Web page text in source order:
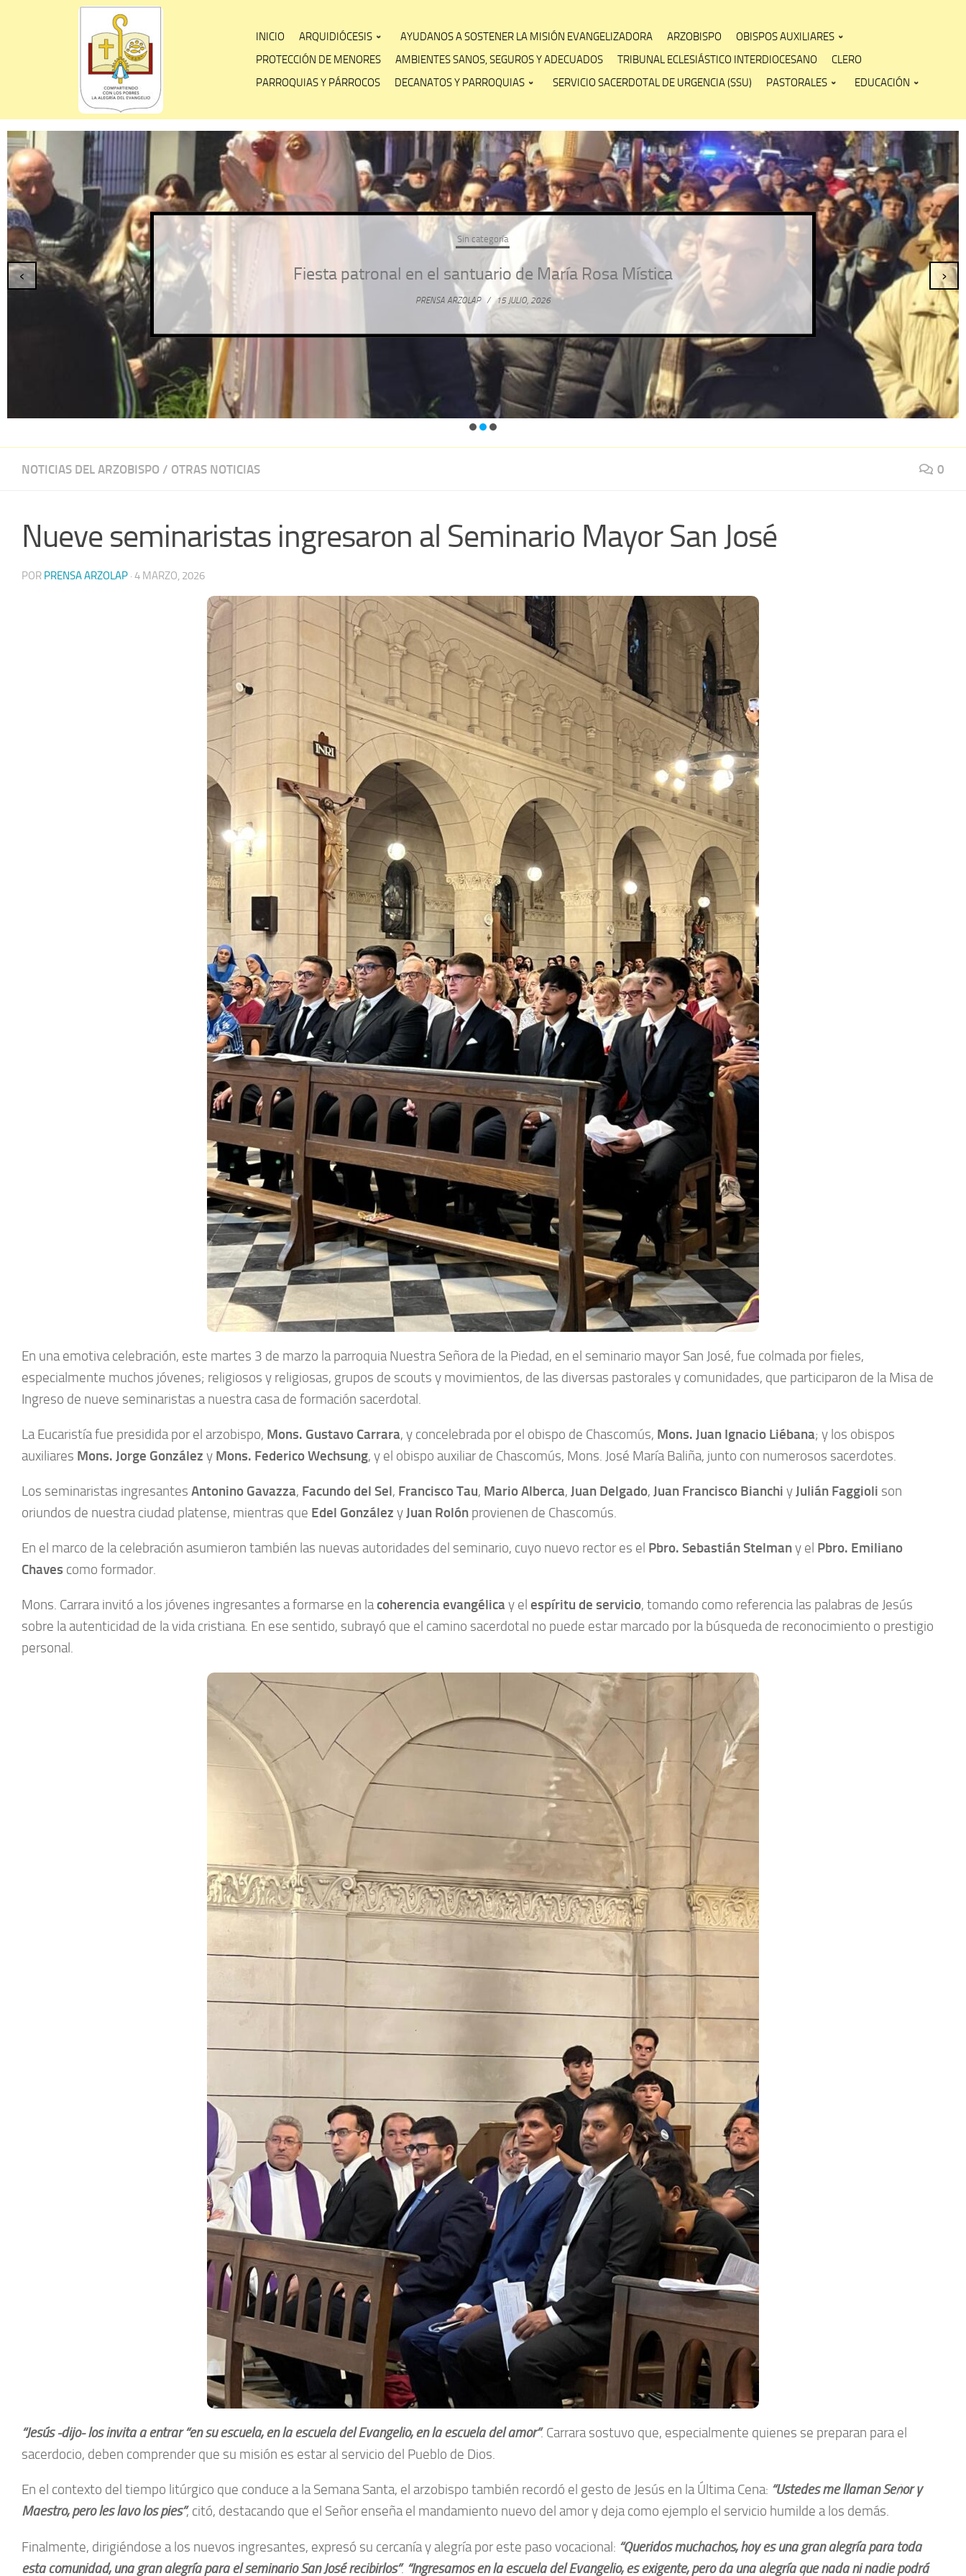
INICIO ARQUIDIÓCESIS AYUDANOS A SOSTENER LA MISIÓN EVANGELIZADORA ARZOBISPO
OBISPOS AUXILIARES
PROTECCIÓN DE MENORES
AMBIENTES SANOS, SEGUROS Y ADECUADOS TRIBUNAL ECLESIÁSTICO INTERDIOCESANO
CLERO
PARROQUIAS Y PÁRROCOS
DECANATOS Y PARROQUIAS SERVICIO SACERDOTAL DE URGENCIA (SSU) PASTORALES EDUCACIÓN
Sin categoría
Fiesta patronal en el santuario de María Rosa Mística
PRENSA ARZOLAP / 15 JULIO, 2026
‹ ›
NOTICIAS DEL ARZOBISPO / OTRAS NOTICIAS 0
Nueve seminaristas ingresaron al Seminario Mayor San José
POR PRENSA ARZOLAP · 4 MARZO, 2026
En una emotiva celebración, este martes 3 de marzo la parroquia Nuestra Señora de la Piedad, en el seminario mayor San José, fue colmada por fieles,
especialmente muchos jóvenes; religiosos y religiosas, grupos de scouts y movimientos, de las diversas pastorales y comunidades, que participaron de la Misa de
Ingreso de nueve seminaristas a nuestra casa de formación sacerdotal.
La Eucaristía fue presidida por el arzobispo, Mons. Gustavo Carrara, y concelebrada por el obispo de Chascomús, Mons. Juan Ignacio Liébana; y los obispos
auxiliares Mons. Jorge González y Mons. Federico Wechsung, y el obispo auxiliar de Chascomús, Mons. José María Baliña, junto con numerosos sacerdotes.
Los seminaristas ingresantes Antonino Gavazza, Facundo del Sel, Francisco Tau, Mario Alberca, Juan Delgado, Juan Francisco Bianchi yJulián Faggioli son
oriundos de nuestra ciudad platense, mientras que Edel González yJuan Rolón provienen de Chascomús.
En el marco de la celebración asumieron también las nuevas autoridades del seminario, cuyo nuevo rector es el Pbro. Sebastián Stelmany el Pbro. Emiliano
Chaves como formador.
Mons. Carrara invitó a los jóvenes ingresantes a formarse en lacoherencia evangélica y el espíritu de servicio, tomando como referencia las palabras de Jesús
sobre la autenticidad de la vida cristiana. En ese sentido, subrayó que el camino sacerdotal no puede estar marcado por la búsqueda de reconocimiento o prestigio
personal.
“Jesús -dijo- los invita a entrar “en su escuela, en la escuela del Evangelio, en la escuela del amor”. Carrara sostuvo que, especialmente quienes se preparan para el
sacerdocio, deben comprender que su misión es estar al servicio del Pueblo de Dios.
En el contexto del tiempo litúrgico que conduce a la Semana Santa, el arzobispo también recordó el gesto de Jesús en la Última Cena: “Ustedes me llaman Señor y
Maestro, pero les lavo los pies”, citó, destacando que el Señor enseña el mandamiento nuevo del amor y deja como ejemplo el servicio humilde a los demás.
Finalmente, dirigiéndose a los nuevos ingresantes, expresó su cercanía y alegría por este paso vocacional: “Queridos muchachos, hoy es una gran alegría para toda
esta comunidad, una gran alegría para el seminario San José recibirlos”. “Ingresamos en la escuela del Evangelio, es exigente, pero da una alegría que nada ni nadie podrá